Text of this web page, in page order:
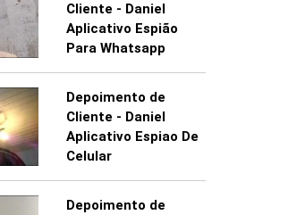
Cliente - Daniel
Aplicativo Espião
Para Whatsapp
Depoimento de
Cliente - Daniel
Aplicativo Espiao De
Celular
Depoimento de